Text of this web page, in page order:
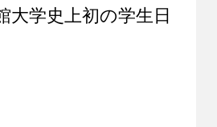
大学史上初の学生日